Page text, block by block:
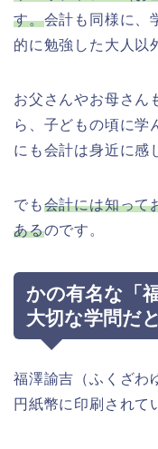
す。会計も同様に、
的に勉強した大人以
お父さんやお母さん
ら、子どもの頃に学
にも会計は身近に感
でも会計には知って
あるのです。
かの有名な「
大切な学問だ
福澤諭吉（ふくざわ
円紙幣に印刷されて